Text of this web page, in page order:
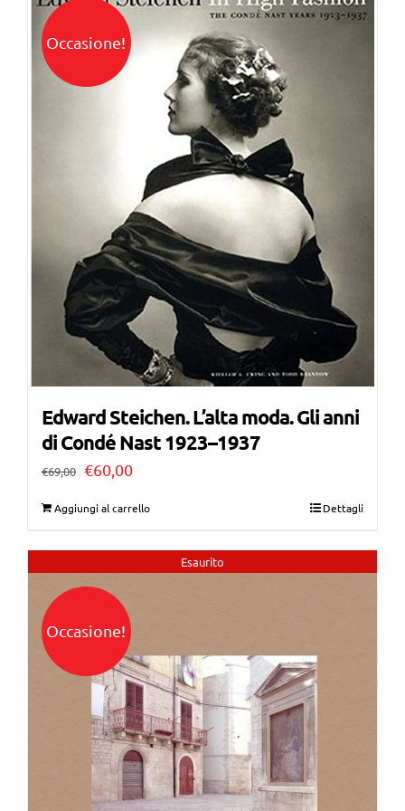
Occasione!
Edward Steichen. L’alta moda. Gli anni
di Condé Nast 1923–1937
€69,00 Il
era:
€69,00.
€60,00Il
è:
Aggiungi al carrello Dettagli
Esaurito
Occasione!